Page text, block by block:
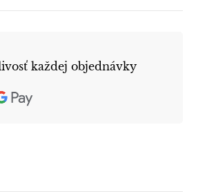
každej objednávky